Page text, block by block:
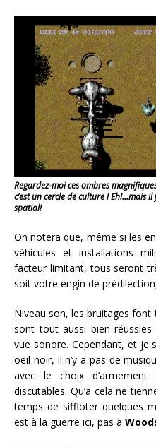
Regardez-moi ces ombres
c’est un cercle de culture ! Eh!…mais
spatial!
On notera que, même si les
véhicules et installations
facteur limitant, tous seront
soit votre engin de
Niveau son, les bruitages
sont tout aussi bien réussies
vue sonore. Cependant, et je
oeil noir, il n’y a pas de
avec le choix
discutables. Qu’a cela ne
temps de siffloter quelques
est à la guerre ici, pas à